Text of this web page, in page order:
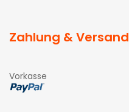
Zahlung & Versand
Vorkasse